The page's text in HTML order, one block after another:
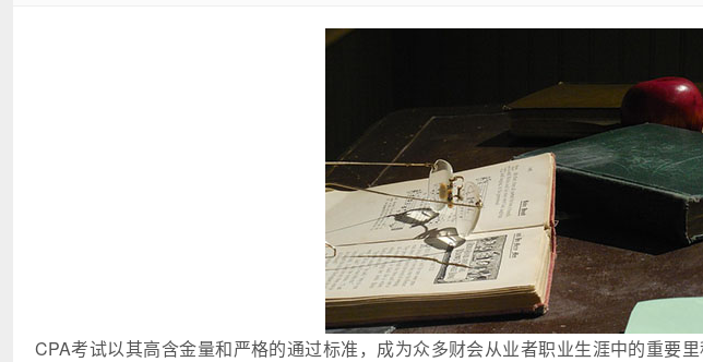
CPA考试以其高含金量和严格的通过标准，成为众多财会从业者职业生涯中的重要